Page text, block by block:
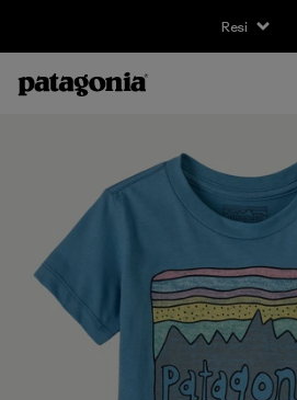
Resi